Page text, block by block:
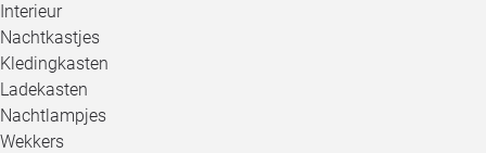
Interieur
Nachtkastjes
Kledingkasten
Ladekasten
Nachtlampjes
Wekkers